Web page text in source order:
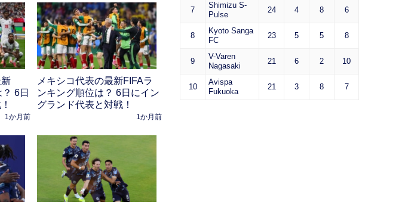
6日
1か月前
メキシコ代表の最新FIFAラ
ンキング順位は？ 6日にイン
グランド代表と対戦！
1か月前
7
Shimizu S-
Pulse
24 4 8 6
8
Kyoto Sanga
FC
23 5 5 8
9
V-Varen
Nagasaki
21 6 2 10
10
Avispa
Fukuoka
21 3 8 7